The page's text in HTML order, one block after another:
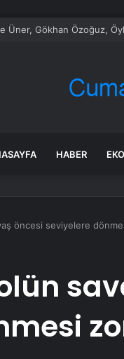
Üner, Gökhan Özoğuz,
HABER
öncesi seviyelere